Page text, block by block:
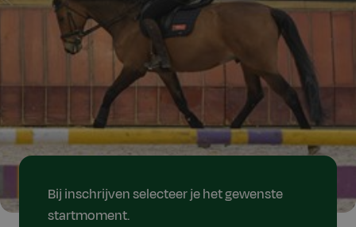
Bij inschrijven selecteer je het gewenste
startmoment.